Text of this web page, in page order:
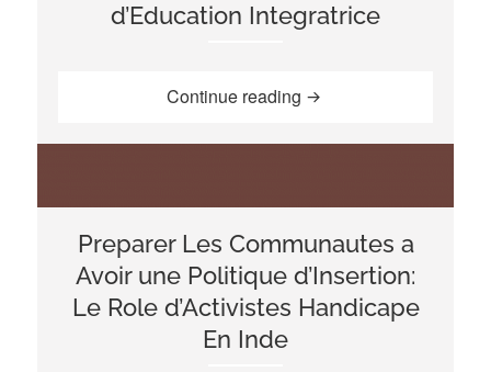
d’Education Integratrice
Continue reading “Les Nomades sont
Preparer Les Communautes a
Avoir une Politique d’Insertion:
Le Role d’Activistes Handicape
En Inde